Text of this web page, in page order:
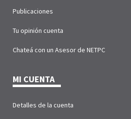
Publicaciones
Tu opinión cuenta
Chateá con un Asesor de NETPC
MI CUENTA
Detalles de la cuenta